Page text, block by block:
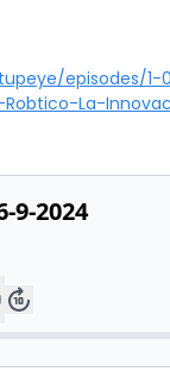
episodes/1-
La-